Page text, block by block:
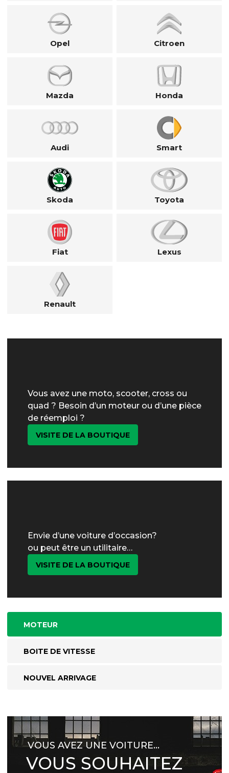
Opel Citroen
Mazda Honda
Audi Smart
Skoda Toyota
Fiat Lexus
Renault
Vous avez une moto, scooter, cross ou
quad ? Besoin d’un moteur ou d’une pièce
de réemploi ?
VISITE DE LA BOUTIQUE
Envie d’une voiture d’occasion?
ou peut être un utilitaire…
VISITE DE LA BOUTIQUE
MOTEUR
BOITE DE VITESSE
NOUVEL ARRIVAGE
VOUS AVEZ UNE VOITURE…
VOUS SOUHAITEZ